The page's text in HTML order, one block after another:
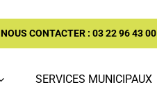
NOUS CONTACTER : 03 22 96 43 00
SERVICES MUNICIPAUX